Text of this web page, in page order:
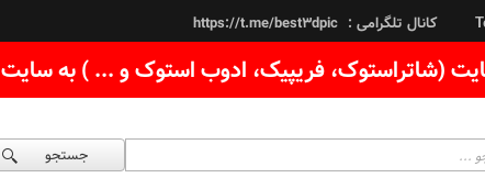
کانال تلگرامی : https://t.me/best3dpic
(شاتراستوک، فریپیک، ادوب استوک و ... ) به سایت
جستجو